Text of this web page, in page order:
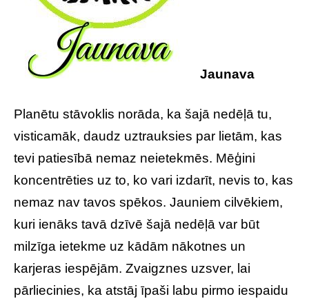
Jaunava
Planētu stāvoklis norāda, ka šajā nedēļā tu,
visticamāk, daudz uztrauksies par lietām, kas
tevi patiesībā nemaz neietekmēs. Mēģini
koncentrēties uz to, ko vari izdarīt, nevis to, kas
nemaz nav tavos spēkos. Jauniem cilvēkiem,
kuri ienāks tavā dzīvē šajā nedēļā var būt
milzīga ietekme uz kādām nākotnes un
karjeras iespējām. Zvaigznes uzsver, lai
pārliecinies, ka atstāj īpaši labu pirmo iespaidu